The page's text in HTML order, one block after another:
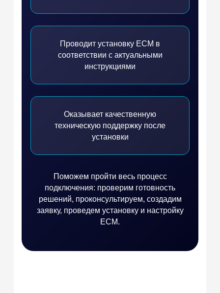
Проводит установку ЕСМ в
соответствии с актуальными
инструкциями
Оказывает качественную
техническую поддержку после
установки
Поможем пройти весь процесс
подключения: проверим готовность
решений, проконсультируем, создадим
заявку, проведем установку и настройку
ЕСМ.